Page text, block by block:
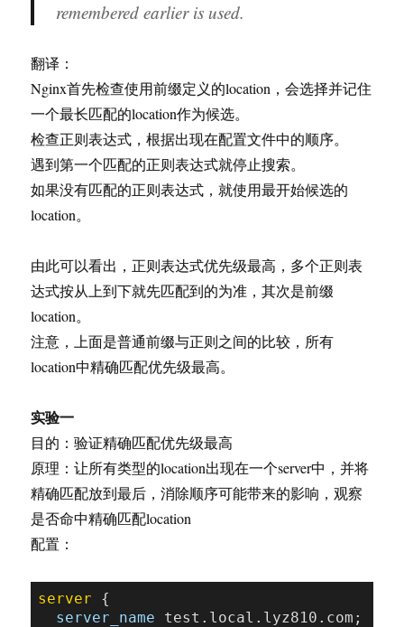
remembered earlier is used.
翻译：
Nginx首先检查使用前缀定义的location，会选择并记住
一个最长匹配的location作为候选。
检查正则表达式，根据出现在配置文件中的顺序。
遇到第一个匹配的正则表达式就停止搜索。
如果没有匹配的正则表达式，就使用最开始候选的
location。
由此可以看出，正则表达式优先级最高，多个正则表
达式按从上到下就先匹配到的为准，其次是前缀
location。
注意，上面是普通前缀与正则之间的比较，所有
location中精确匹配优先级最高。
实验一
目的：验证精确匹配优先级最高
原理：让所有类型的location出现在一个server中，并将
精确匹配放到最后，消除顺序可能带来的影响，观察
是否命中精确匹配location
配置：
server {
server_name test.local.lyz810.com;